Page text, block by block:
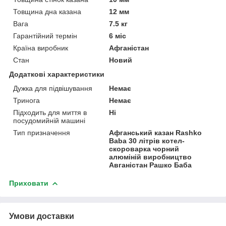
Товщина дна казана
12 мм
Вага
7.5 кг
Гарантійний термін
6 міс
Країна виробник
Афганістан
Стан
Новий
Додаткові характеристики
Дужка для підвішування
Немає
Тринога
Немає
Підходить для миття в
посудомийній машині
Ні
Тип призначення
Афганський казан Rashko
Baba 30 літрів котел-
скороварка чорний
алюміній виробництво
Авганістан Рашко Баба
Приховати
Умови доставки